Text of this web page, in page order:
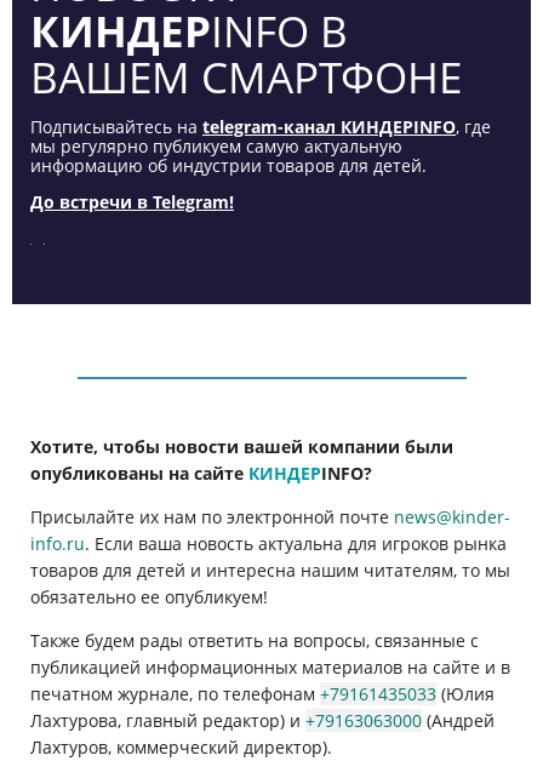
КИНДЕРINFO В
ВАШЕМ СМАРТФОНЕ
Подписывайтесь на telegram-канал КИНДЕРINFO, где
мы регулярно публикуем самую актуальную
информацию об индустрии товаров для детей.
До встречи в Telegram!
Хотите, чтобы новости вашей компании были
опубликованы на сайте КИНДЕРINFO?
Присылайте их нам по электронной почте news@kinder-
info.ru. Если ваша новость актуальна для игроков рынка
товаров для детей и интересна нашим читателям, то мы
обязательно ее опубликуем!
Также будем рады ответить на вопросы, связанные с
публикацией информационных материалов на сайте и в
печатном журнале, по телефонам +79161435033 (Юлия
Лахтурова, главный редактор) и +79163063000 (Андрей
Лахтуров, коммерческий директор).